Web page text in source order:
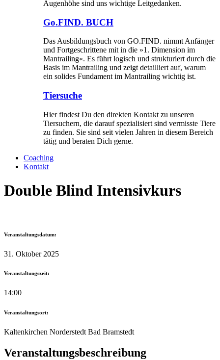
Augenhöhe sind uns wichtige Leitgedanken.
Go.FIND. BUCH
Das Ausbildungsbuch von GO.FIND. nimmt Anfänger
und Fortgeschrittene mit in die »1. Dimension im
Mantrailing«. Es führt logisch und strukturiert durch die
Basis im Mantrailing und zeigt detailliert auf, warum
ein solides Fundament im Mantrailing wichtig ist.
Tiersuche
Hier findest Du den direkten Kontakt zu unseren
Tiersuchern, die darauf spezialisiert sind vermisste Tiere
zu finden. Sie sind seit vielen Jahren in diesem Bereich
tätig und beraten Dich gerne.
Coaching
Kontakt
Double Blind Intensivkurs
Veranstaltungsdatum:
31. Oktober 2025
Veranstaltungszeit:
14:00
Veranstaltungsort:
Kaltenkirchen Norderstedt Bad Bramstedt
Veranstaltungsbeschreibung